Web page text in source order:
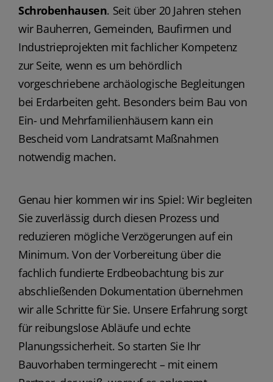
Schrobenhausen. Seit über 20 Jahren stehen
wir Bauherren, Gemeinden, Baufirmen und
Industrieprojekten mit fachlicher Kompetenz
zur Seite, wenn es um behördlich
vorgeschriebene archäologische Begleitungen
bei Erdarbeiten geht. Besonders beim Bau von
Ein- und Mehrfamilienhäusern kann ein
Bescheid vom Landratsamt Maßnahmen
notwendig machen.
Genau hier kommen wir ins Spiel: Wir begleiten
Sie zuverlässig durch diesen Prozess und
reduzieren mögliche Verzögerungen auf ein
Minimum. Von der Vorbereitung über die
fachlich fundierte Erdbeobachtung bis zur
abschließenden Dokumentation übernehmen
wir alle Schritte für Sie. Unsere Erfahrung sorgt
für reibungslose Abläufe und echte
Planungssicherheit. So starten Sie Ihr
Bauvorhaben termingerecht – mit einem